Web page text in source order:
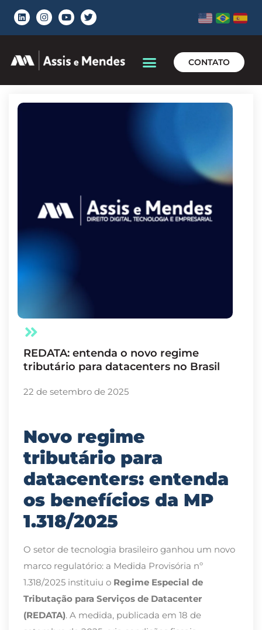
CONTATO
REDATA: entenda o novo regime
tributário para datacenters no Brasil
22 de setembro de 2025
Novo regime
tributário para
datacenters: entenda
os benefícios da MP
1.318/2025
O setor de tecnologia brasileiro ganhou um novo
marco regulatório: a Medida Provisória nº
1.318/2025 instituiu o Regime Especial de
Tributação para Serviços de Datacenter
(REDATA). A medida, publicada em 18 de